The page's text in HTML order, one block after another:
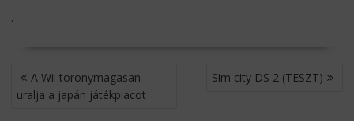
.
BEJEGYZÉS
NAVIGÁCIÓ
A Wii toronymagasan
uralja a japán játékpiacot
Sim city DS 2 (TESZT)